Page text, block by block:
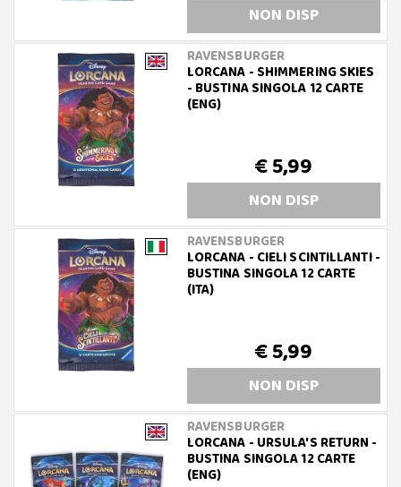
NON DISP
RAVENSBURGER
LORCANA - SHIMMERING SKIES
- BUSTINA SINGOLA 12 CARTE
(ENG)
€ 5,99
NON DISP
RAVENSBURGER
LORCANA - CIELI SCINTILLANTI -
BUSTINA SINGOLA 12 CARTE
(ITA)
€ 5,99
NON DISP
RAVENSBURGER
LORCANA - URSULA'S RETURN -
BUSTINA SINGOLA 12 CARTE
(ENG)